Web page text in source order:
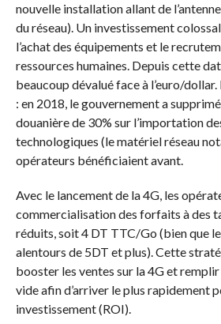
nouvelle installation allant de
du réseau). Un investissement
l’achat des équipements et le
ressources humaines. Depuis cette
beaucoup dévalué face à l’euro/
: en 2018, le gouvernement a
douanière de 30% sur l’importation
technologiques (le matériel réseau
opérateurs bénéficiaient avant.
Avec le lancement de la 4G, les
commercialisation des forfaits à des
réduits, soit 4 DT TTC/Go (bien que
alentours de 5DT et plus). Cette
booster les ventes sur la 4G et remplir
vide afin d’arriver le plus rapidement
investissement (ROI).